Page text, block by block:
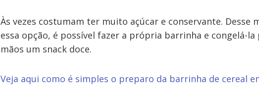
Às vezes costumam ter muito açúcar e conservante. Desse
essa opção, é possível fazer a própria barrinha e congelá-
mãos um snack doce.
Veja aqui como é simples o preparo da barrinha de cereal